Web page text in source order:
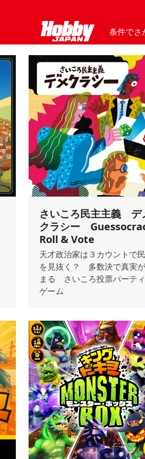
条件でさ
さいころ民主主義 デ
クラシー
Roll & Vote
天才政治家は３カウントで
を見抜く？ 多数決で真実
まる さいころ投票パーテ
ゲーム